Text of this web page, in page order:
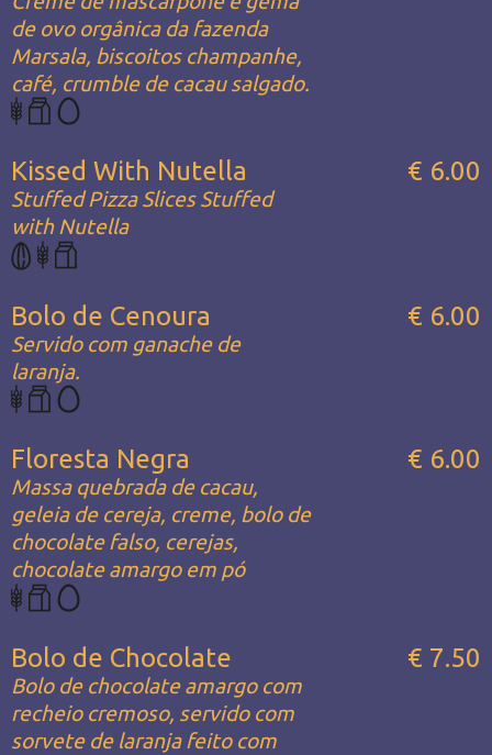
de ovo orgânica da fazenda
Marsala, biscoitos champanhe,
café, crumble de cacau salgado.
Kissed With Nutella
Stuffed Pizza Slices Stuffed
with Nutella
€ 6.00
Bolo de Cenoura
Servido com ganache de
laranja.
€ 6.00
Floresta Negra
Massa quebrada de cacau,
geleia de cereja, creme, bolo de
chocolate falso, cerejas,
chocolate amargo em pó
€ 6.00
Bolo de Chocolate
Bolo de chocolate amargo com
recheio cremoso, servido com
sorvete de laranja feito com
€ 7.50